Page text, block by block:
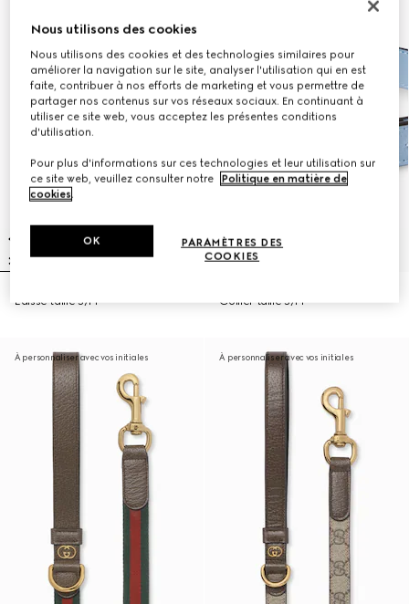
Laisse taille S/M Collier taille S/M
À personnaliser avec vos initiales À personnaliser avec vos initiales
Nous utilisons des cookies
Nous utilisons des cookies et des technologies similaires pour
améliorer la navigation sur le site, analyser l'utilisation qui en est
faite, contribuer à nos efforts de marketing et vous permettre de
partager nos contenus sur vos réseaux sociaux. En continuant à
utiliser ce site web, vous acceptez les présentes conditions
d'utilisation.
Pour plus d'informations sur ces technologies et leur utilisation sur
ce site web, veuillez consulter notre
Politique en matière de
cookies.
PARAMÈTRES DES
COOKIES
OK